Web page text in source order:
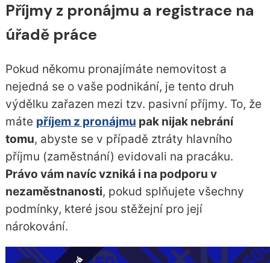
Příjmy z pronájmu a registrace na
úřadě práce
Pokud někomu pronajímáte nemovitost a
nejedná se o vaše podnikání, je tento druh
výdělku zařazen mezi tzv. pasivní příjmy. To, že
máte příjem z pronájmu pak nijak nebrání
tomu, abyste se v případě ztráty hlavního
příjmu (zaměstnání) evidovali na pracáku.
Právo vám navíc vzniká i na podporu v
nezaměstnanosti, pokud splňujete všechny
podmínky, které jsou stěžejní pro její
nárokování.